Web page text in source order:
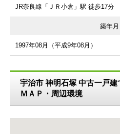
JR奈良線「ＪＲ小倉」駅 徒歩17分
築年月
1997年08月（平成9年08月）
宇治市 神明石塚 中古一戸
ＭＡＰ・周辺環境